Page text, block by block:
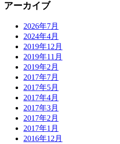
アーカイブ
2026年7月
2024年4月
2019年12月
2019年11月
2019年2月
2017年7月
2017年5月
2017年4月
2017年3月
2017年2月
2017年1月
2016年12月